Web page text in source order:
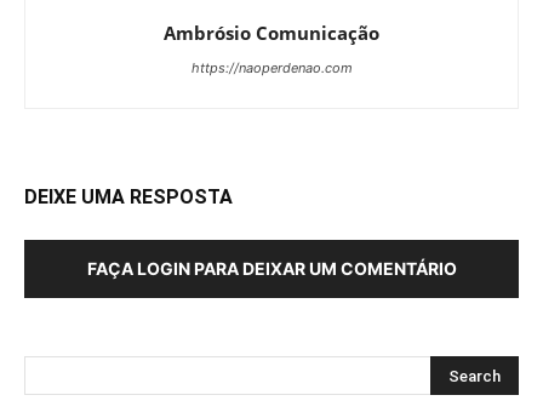
Ambrósio Comunicação
https://naoperdenao.com
DEIXE UMA RESPOSTA
FAÇA LOGIN PARA DEIXAR UM COMENTÁRIO